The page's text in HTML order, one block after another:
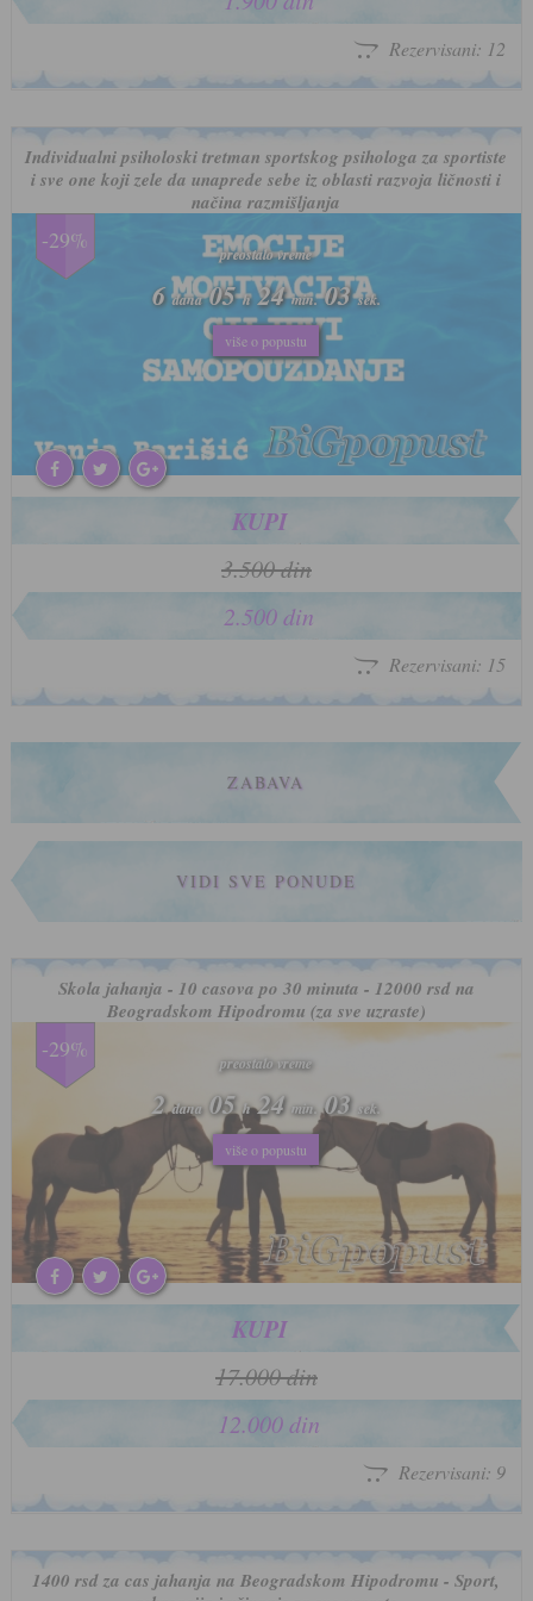
Rezervisani: 12
Individualni psiholoski tretman sportskog psihologa za sportiste
i sve one koji zele da unaprede sebe iz oblasti razvoja ličnosti i
načina razmišljanja
-29%
preostalo vreme
6dana 05h 24min. 00sek.
više o popustu
preostalo vreme
6dana 05h 24min. 00sek.
više o popustu
KUPI
3.500 din
2.500 din
Rezervisani: 15
ZABAVA
VIDI SVE PONUDE
Skola jahanja - 10 casova po 30 minuta - 12000 rsd na
Beogradskom Hipodromu (za sve uzraste)
-29%
preostalo vreme
2dana 05h 24 min. 00 sek.
više o popustu
preostalo vreme
2dana 05h 24 min. 00 sek.
više o popustu
KUPI
17.000 din
12.000 din
Rezervisani: 9
1400 rsd za cas jahanja na Beogradskom Hipodromu - Sport,